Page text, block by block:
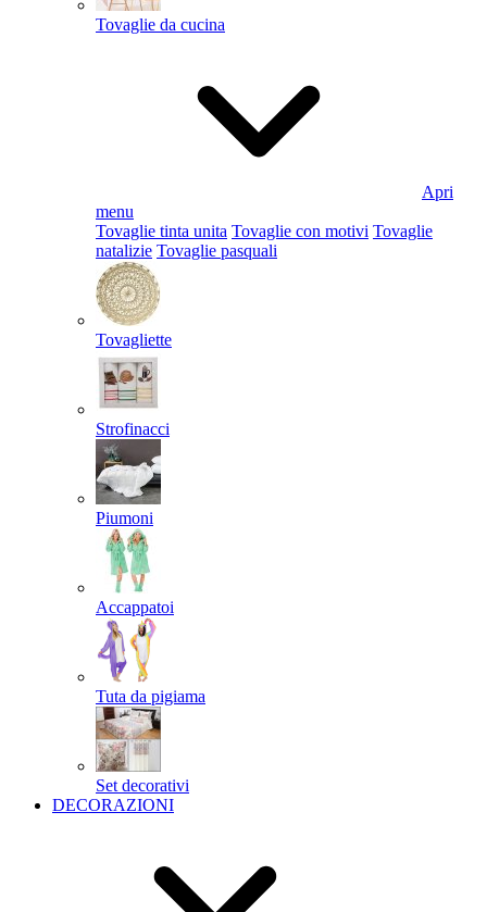
Tovaglie da cucina
Apri
menu
Tovaglie tinta unita Tovaglie con motivi Tovaglie
natalizie Tovaglie pasquali
Tovagliette
Strofinacci
Piumoni
Accappatoi
Tuta da pigiama
Set decorativi
DECORAZIONI